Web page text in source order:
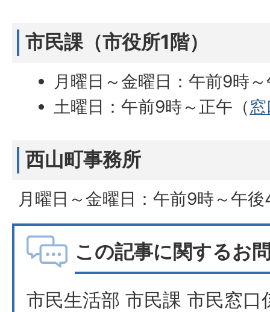
市民課（市役所1階）
月曜日～金曜日：午前9時
土曜日：午前9時～正午（
西山町事務所
月曜日～金曜日：午前9時～午
この記事に関するお
市民生活部 市民課 市民窓口